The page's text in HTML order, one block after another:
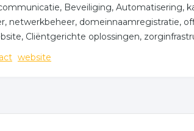
Beveiliging, Automatisering,
netwerkbeheer, domeinnaamregistratie,
Cliëntgerichte oplossingen,
website